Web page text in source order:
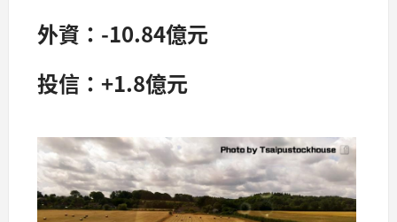
外資：-10.84億元
投信：+1.8億元